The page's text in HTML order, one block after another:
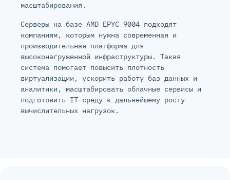
масштабирования.
Серверы на базе AMD EPYC 9004 подходят
компаниям, которым нужна современная и
производительная платформа для
высоконагруженной инфраструктуры. Такая
система помогает повысить плотность
виртуализации, ускорить работу баз данных и
аналитики, масштабировать облачные сервисы и
подготовить IT-среду к дальнейшему росту
вычислительных нагрузок.